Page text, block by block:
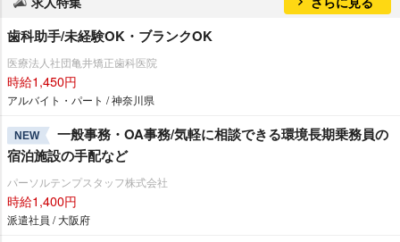
歯科助手/未経験OK・ブランクOK
医療法人社団亀井矯正歯科医院
時給1,450円
アルバイト・パート / 神奈川県
NEW
一般事務・OA事務/気軽に相談できる環境長期乗務員の
宿泊施設の手配など
パーソルテンプスタッフ株式会社
時給1,400円
派遣社員 / 大阪府